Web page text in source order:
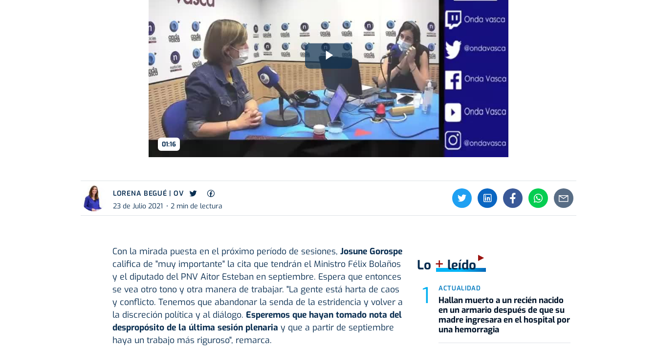
Play
Video
01:16
LORENA BEGUÉ | OV
23 de Julio 2021
2 min de lectura
Con la mirada puesta en el próximo período de sesiones, Josune Gorospe
califica de "muy importante" la cita que tendrán el Ministro Félix Bolaños
y el diputado del PNV Aitor Esteban en septiembre. Espera que entonces
se vea otro tono y otra manera de trabajar. "La gente está harta de caos
y conflicto. Tenemos que abandonar la senda de la estridencia y volver a
la discreción política y al diálogo. Esperemos que hayan tomado nota del
despropósito de la última sesión plenaria y que a partir de septiembre
haya un trabajo más riguroso", remarca.
Lo +leído
ACTUALIDAD
Hallan muerto a un recién nacido
en un armario después de que su
madre ingresara en el hospital por
una hemorragia